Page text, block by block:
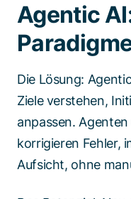
Agentic
Die Lösung:
Ziele verstehen,
anpassen.
korrigieren Fehler,
Aufsicht, ohne